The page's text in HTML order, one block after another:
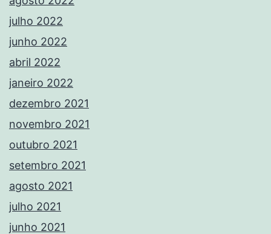
julho 2022
junho 2022
abril 2022
janeiro 2022
dezembro 2021
novembro 2021
outubro 2021
setembro 2021
agosto 2021
julho 2021
junho 2021